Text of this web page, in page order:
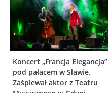
Koncert „Francja Elegancja”
pod pałacem w Sławie.
Zaśpiewał aktor z Teatru